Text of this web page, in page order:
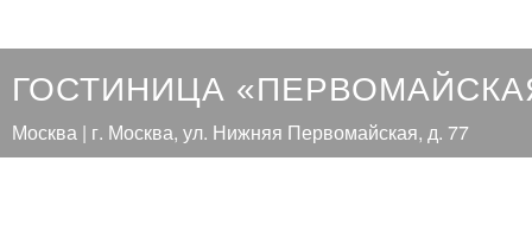
ГОСТИНИЦА
Москва | г. Москва, ул. Нижняя Первомайская, д. 77